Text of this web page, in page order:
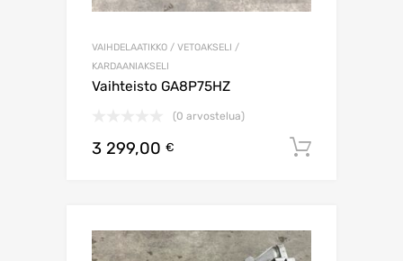
VAIHDELAATIKKO / VETOAKSELI /
KARDAANIAKSELI
Vaihteisto GA8P75HZ
(0 arvostelua)
3 299,00 €